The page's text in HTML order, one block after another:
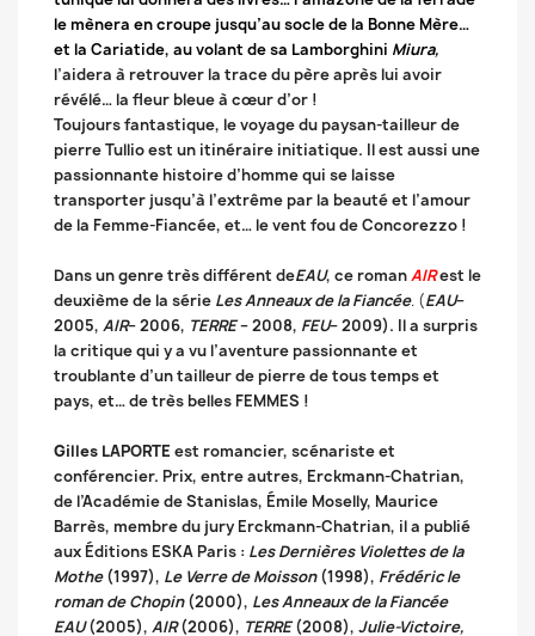
le mènera en croupe jusqu’au socle de la Bonne Mère…
et la Cariatide, au volant de sa Lamborghini Miura,
l’aidera à retrouver la trace du père après lui avoir
révélé… la fleur bleue à cœur d’or !
Toujours fantastique, le voyage du paysan-tailleur de
pierre Tullio est un itinéraire initiatique. Il est aussi une
passionnante histoire d’homme qui se laisse
transporter jusqu’à l’extrême par la beauté et l’amour
de la Femme-Fiancée, et… le vent fou de Concorezzo !
Dans un genre très différent deEAU, ce romanAIRest le
deuxième de la série Les Anneaux de la Fiancée. (EAU–
2005, AIR– 2006, TERRE– 2008, FEU– 2009). Il a surpris
la critique qui y a vu l’aventure passionnante et
troublante d’un tailleur de pierre de tous temps et
pays, et… de très belles FEMMES !
Gilles LAPORTE est romancier, scénariste et
conférencier. Prix, entre autres, Erckmann-Chatrian,
de l’Académie de Stanislas, Émile Moselly, Maurice
Barrès, membre du jury Erckmann-Chatrian, il a publié
aux Éditions ESKA Paris : Les Dernières Violettes de la
Mothe(1997), Le Verre de Moisson(1998), Frédéric le
roman de Chopin(2000), Les Anneaux de la Fiancée
EAU(2005), AIR(2006), TERRE(2008), Julie-Victoire,